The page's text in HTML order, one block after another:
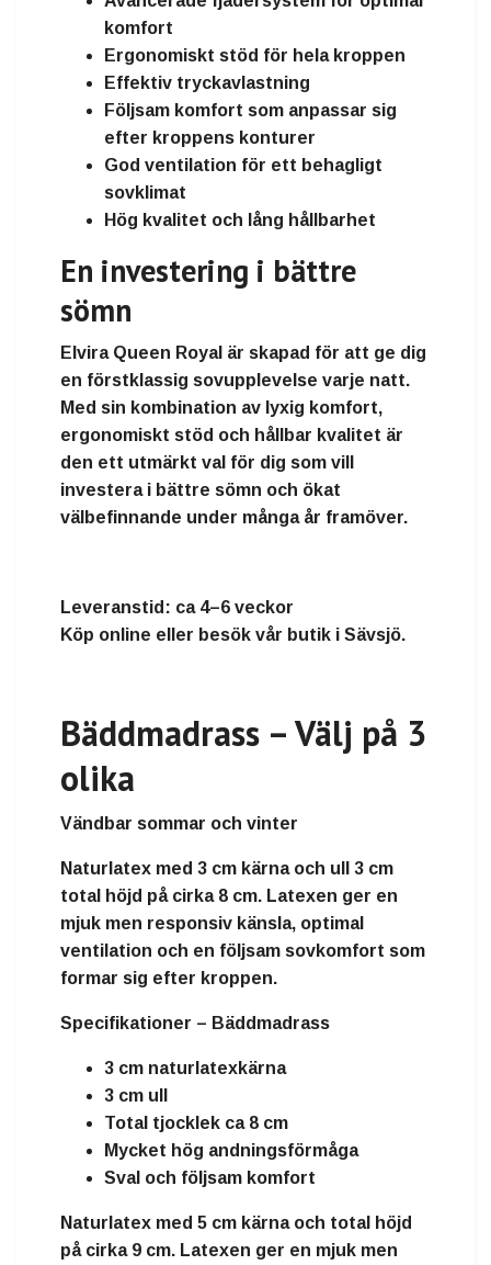
komfort
Ergonomiskt stöd för hela kroppen
Effektiv tryckavlastning
Följsam komfort som anpassar sig
efter kroppens konturer
God ventilation för ett behagligt
sovklimat
Hög kvalitet och lång hållbarhet
En investering i bättre
sömn
Elvira Queen Royal är skapad för att ge dig
en förstklassig sovupplevelse varje natt.
Med sin kombination av lyxig komfort,
ergonomiskt stöd och hållbar kvalitet är
den ett utmärkt val för dig som vill
investera i bättre sömn och ökat
välbefinnande under många år framöver.
Leveranstid: ca 4–6 veckor
Köp online eller besök vår butik i Sävsjö.
Bäddmadrass – Välj på 3
olika
Vändbar sommar och vinter
Naturlatex med 3 cm kärna och ull 3 cm
total höjd på cirka 8 cm. Latexen ger en
mjuk men responsiv känsla, optimal
ventilation och en följsam sovkomfort som
formar sig efter kroppen.
Specifikationer – Bäddmadrass
3 cm naturlatexkärna
3 cm ull
Total tjocklek ca 8 cm
Mycket hög andningsförmåga
Sval och följsam komfort
Naturlatex med 5 cm kärnaoch total höjd
på cirka 9 cm. Latexen ger en mjuk men